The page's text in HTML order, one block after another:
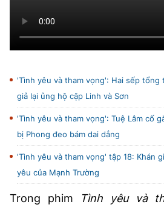
'Tình yêu và tham vọng': Hai sếp tổng
giả lại ủng hộ cặp Linh và Sơn
'Tình yêu và tham vọng': Tuệ Lâm cố
bị Phong đeo bám dai dẳng
'Tình yêu và tham vọng' tập 18: Khán
yêu của Mạnh Trường
Trong phim Tình yêu và